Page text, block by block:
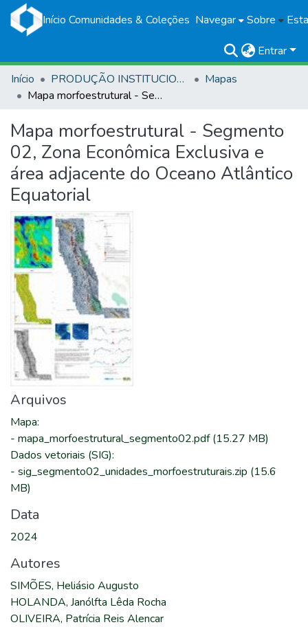
Início Comunidades & Coleções Navegar Sobre
Entrar
Início
PRODUÇÃO INSTITUCIONAL
Mapas
Mapa morfoestrutural - Segmento 02, Zona Econômica Exclusiva e área adjacente do Oceano Atlântico Equatorial
Mapa morfoestrutural - Segmento
02, Zona Econômica Exclusiva e
área adjacente do Oceano Atlântico
Equatorial
Arquivos
Mapa:
- mapa_morfoestrutural_segmento02.pdf(15.27 MB)
Dados vetoriais (SIG):
- sig_segmento02_unidades_morfoestruturais.zip (15.6
MB)
Data
2024
Autores
SIMÕES, Heliásio Augusto
HOLANDA, Janólfta Lêda Rocha
OLIVEIRA, Patrícia Reis Alencar